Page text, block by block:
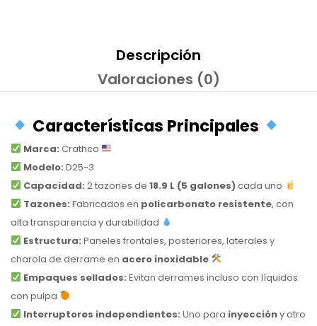
Descripción
Valoraciones (0)
Características Principales
Marca: Crathco
Modelo: D25-3
Capacidad: 2 tazones de 18.9 L (5 galones)cada uno
Tazones: Fabricados en policarbonato resistente, con
alta transparencia y durabilidad
Estructura: Paneles frontales, posteriores, laterales y
charola de derrame en acero inoxidable
Empaques sellados: Evitan derrames incluso con líquidos
con pulpa
Interruptores independientes: Uno para inyeccióny otro